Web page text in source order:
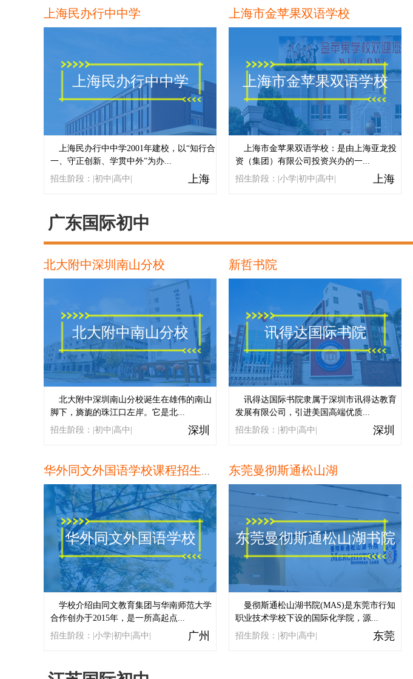
上海民办行中中学
上海民办行中中学
上海民办行中中学2001年建校，以“知行合
一、守正创新、学贯中外”为办...
招生阶段：|初中|高中|
上海
上海市金苹果双语学校
上海市金苹果双语学校
上海市金苹果双语学校：是由上海亚龙投
资（集团）有限公司投资兴办的一...
招生阶段：|小学|初中|高中|
上海
广东国际初中
北大附中深圳南山分校
北大附中南山分校
北大附中深圳南山分校诞生在雄伟的南山
脚下，旖旎的珠江口左岸。它是北...
招生阶段：|初中|高中|
深圳
新哲书院
讯得达国际书院
讯得达国际书院隶属于深圳市讯得达教育
发展有限公司，引进美国高端优质...
招生阶段：|初中|高中|
深圳
华外同文外国语学校课程招生简章
华外同文外国语学校
学校介绍由同文教育集团与华南师范大学
合作创办于2015年，是一所高起点...
招生阶段：|小学|初中|高中|
广州
东莞曼彻斯通松山湖
东莞曼彻斯通松山湖书院
曼彻斯通松山湖书院(MAS)是东莞市行知
职业技术学校下设的国际化学院，源...
招生阶段：|初中|高中|
东莞